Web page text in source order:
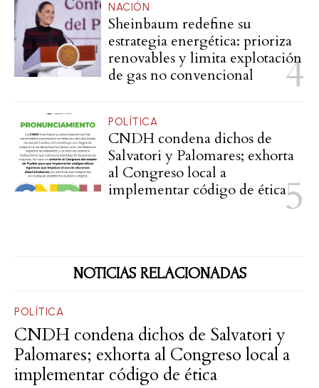
NACIÓN
Sheinbaum redefine su
estrategia energética: prioriza
renovables y limita explotación
de gas no convencional
POLÍTICA
CNDH condena dichos de
Salvatori y Palomares; exhorta
al Congreso local a
implementar código de ética
NOTICIAS RELACIONADAS
POLÍTICA
CNDH condena dichos de Salvatori y
Palomares; exhorta al Congreso local a
implementar código de ética